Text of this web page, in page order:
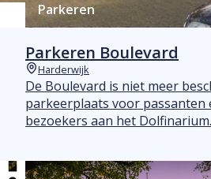
Parkeren
Parkeren Boulevard
Plaats
Harderwijk
De Boulevard is niet meer
parkeerplaats voor passanten
bezoekers aan het Dolfinarium.